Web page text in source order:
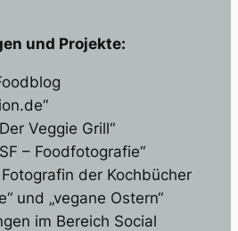
und Projekte:
Veggie Grill“
– Foodfotografie“
der Kochbücher
und „vegane Ostern“
im Bereich Social